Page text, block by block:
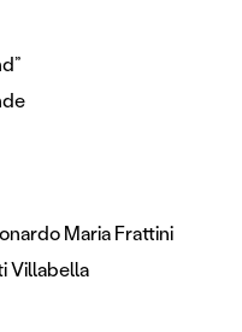
Maria Frattini
Villabella